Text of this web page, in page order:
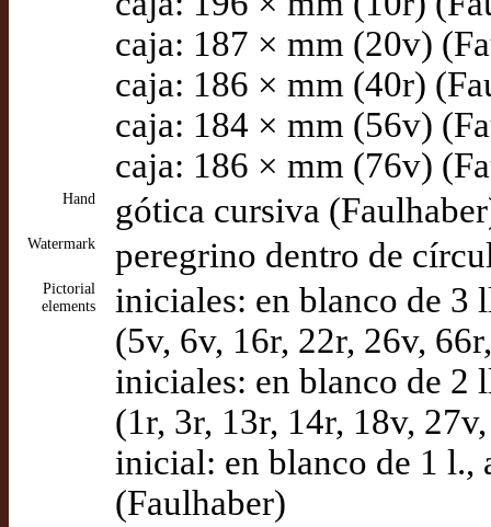
caja: 187 × mm (20v)
caja: 186 × mm (40r)
caja: 184 × mm (56v)
caja: 186 × mm (76v)
Hand gótica cursiva
Watermark peregrino dentro de
Pictorial
elements
iniciales: en blanco de 3
(5v, 6v, 16r, 22r, 26v,
iniciales: en blanco de 2
(1r, 3r, 13r, 14r, 18v,
inicial: en blanco de 1 l.,
(Faulhaber)